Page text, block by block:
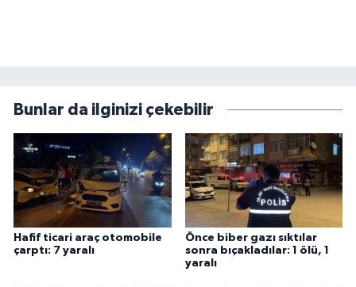
Bunlar da ilginizi çekebilir
Hafif ticari araç otomobile
çarptı: 7 yaralı
Önce biber gazı sıktılar
sonra bıçakladılar: 1 ölü, 1
yaralı